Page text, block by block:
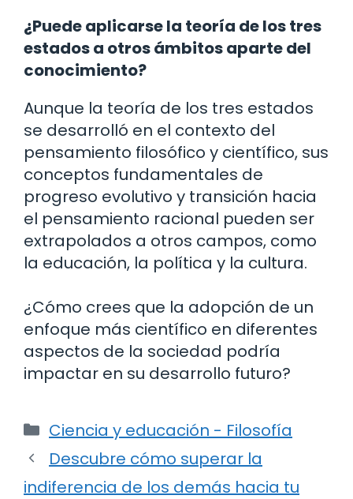
¿Puede aplicarse la teoría de los tres
estados a otros ámbitos aparte del
conocimiento?
Aunque la teoría de los tres estados
se desarrolló en el contexto del
pensamiento filosófico y científico, sus
conceptos fundamentales de
progreso evolutivo y transición hacia
el pensamiento racional pueden ser
extrapolados a otros campos, como
la educación, la política y la cultura.
¿Cómo crees que la adopción de un
enfoque más científico en diferentes
aspectos de la sociedad podría
impactar en su desarrollo futuro?
Categorías
Ciencia y educación - Filosofía
Descubre cómo superar la
indiferencia de los demás hacia tu